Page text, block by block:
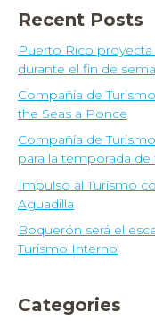
Recent Posts
Puerto Rico
durante el fin de
Compañía de
the Seas a Ponce
Compañía de
para la temporada de
Impulso al Turismo
Aguadilla
Boquerón será el
Turismo Interno
Categories